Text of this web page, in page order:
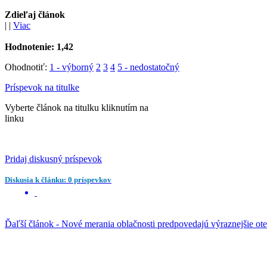
Zdieľaj článok
| | Viac
Hodnotenie: 1,42
Ohodnotiť: 1 - výborný 2 3 4 5 - nedostatočný
Príspevok na titulke
Vyberte článok na titulku kliknutím na
linku
Pridaj diskusný príspevok
Diskusia k článku: 0 príspevkov
Ďaľší článok - Nové merania oblačnosti predpovedajú výraznejšie